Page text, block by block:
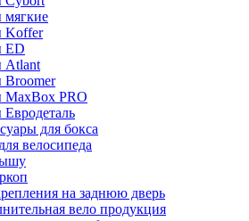
мягкие
Koffer
ED
Atlant
Broomer
MaxBox PRO
для бокса
велосипеда
на заднюю дверь
вело продукция